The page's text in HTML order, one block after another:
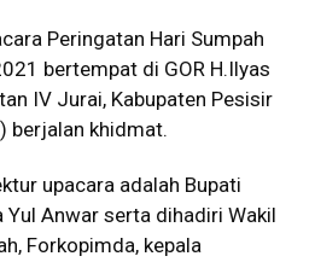
Peringatan Hari Sumpah
bertempat di GOR H.Ilyas
IV Jurai, Kabupaten Pesisir
berjalan khidmat.
upacara adalah Bupati
Yul Anwar serta dihadiri Wakil
Forkopimda, kepala